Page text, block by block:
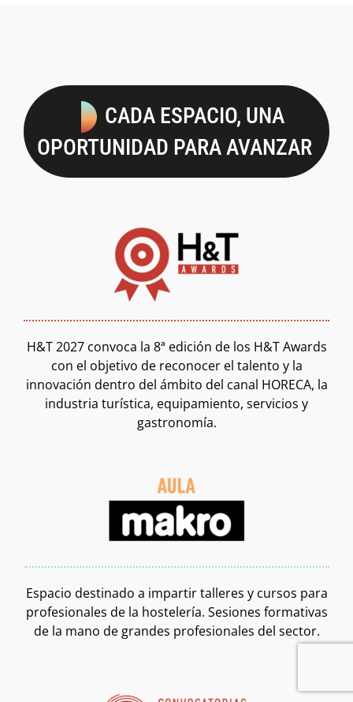
CADA ESPACIO, UNA
OPORTUNIDAD PARA AVANZAR
H&T 2027 convoca la 8ª edición de los H&T Awards
con el objetivo de reconocer el talento y la
innovación dentro del ámbito del canal HORECA, la
industria turística, equipamiento, servicios y
gastronomía.
Espacio destinado a impartir talleres y cursos para
profesionales de la hostelería. Sesiones formativas
de la mano de grandes profesionales del sector.